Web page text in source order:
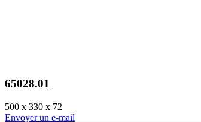
65028.01
500 x 330 x 72
Envoyer un e-mail